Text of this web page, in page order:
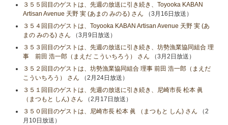
３５５回目のゲストは、先週の放送に引き続き、Toyooka KABAN
Artisan Avenue 天野 実 (あまの みのる) さん （3月16日放送）
３５４回目のゲストは、Toyooka KABAN Artisan Avenue 天野 実 (あ
まの みのる) さん （3月9日放送）
３５３回目のゲストは、先週の放送に引き続き、坊勢漁業協同組合 理
事 前田 浩一郎（まえだ こういちろう） さん （3月2日放送）
３５２回目のゲストは、坊勢漁業協同組合 理事 前田 浩一郎（まえだ
こういちろう） さん （2月24日放送）
３５１回目のゲストは、先週の放送に引き続き、尼崎市長 松本 眞
（まつもと しん) さん （2月17日放送）
３５０回目のゲストは、尼崎市長 松本 眞 （まつもと しん) さん （2
月10日放送）